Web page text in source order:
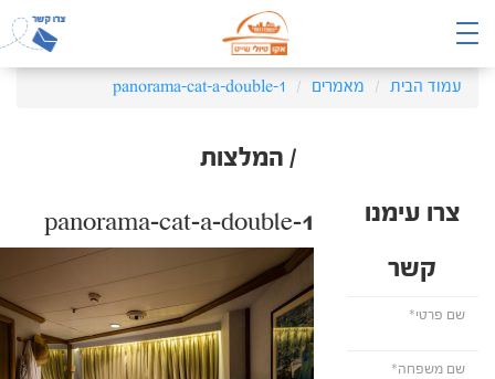
עמוד הבית מאמרים panorama-cat-a-double-1
/ המלצות
צרו עימנו
קשר
panorama-cat-a-double-1